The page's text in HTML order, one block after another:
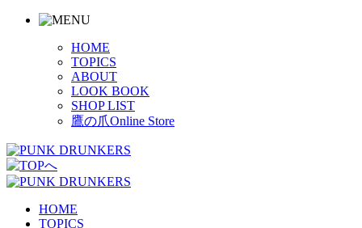
HOME
TOPICS
ABOUT
LOOK BOOK
SHOP LIST
鷹の爪Online Store
HOME
TOPICS